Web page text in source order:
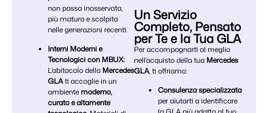
non passa inosservata,
più matura e scolpita
nelle generazioni recenti.
Interni Moderni e
Tecnologici con MBUX:
L’abitacolo della Mercedes
GLAti accoglie in un
ambientemoderno,
curato e altamente
Un Servizio
Completo, Pensato
per Te e la Tua GLA
Per accompagnarti al meglio
nell’acquisto della tua Mercedes
GLA, ti offriamo:
Consulenza specializzata
per aiutarti a identificare